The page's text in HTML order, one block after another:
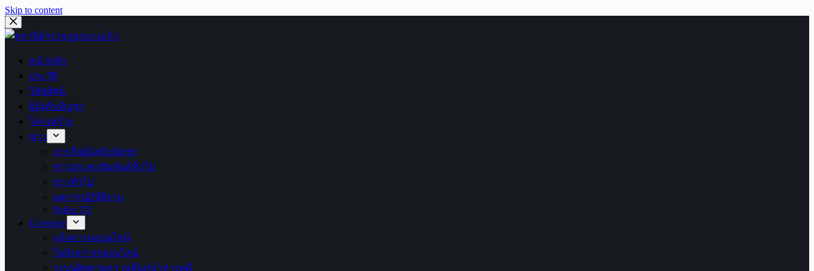
Skip to content
หน้าหลัก
ประวัติ
วิสัยทัศน์
ผู้บังคับบัญชา
โครงสร้าง
ข่าว
ภารกิจผู้บังคับบัญชา
ข่าวประชาสัมพันธ์ทั่วไป
ข่าวทั่วไป
ผลการปฏิบัติงาน
Police TV
E-Service
แจ้งความออนไลน์
ใบสั่งจราจรออนไลน์
ระบบติดตามความคืบหน้าทางคดี